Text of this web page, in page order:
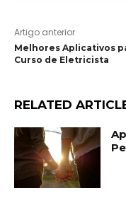
Artigo anterior
Melhores Aplicativos
Curso de Eletricista
RELATED